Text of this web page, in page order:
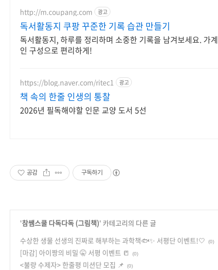
http://m.coupang.com 광고
독서활동지 쿠팡 꾸준한 기록 습관 만들기
독서활동지, 하루를 정리하며 소중한 기록을 남겨보세요. 가
인 구성으로 편리하게!
https://blog.naver.com/ritec1 광고
책 속의 한줄 인생의 통찰
2026년 필독해야할 인문 교양 도서 5선
공감 구독하기
'참쌤스쿨 다독다독 (그림책)' 카테고리의 다른 글
수상한 생물 선생의 진짜로 해부하는 과학책🐟✨ 서평단 이벤트!🤍
(0)
[마감] 아이짱의 비밀 🤫 서평 이벤트 📒 (0)
<불량 수제자> 한줄평 미션단 모집 📌 (0)